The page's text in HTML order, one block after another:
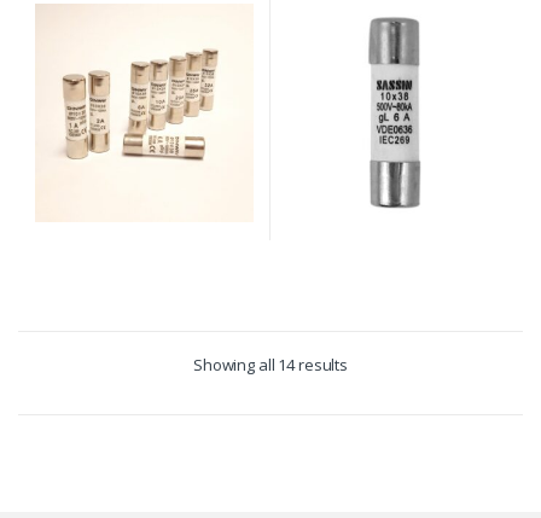
Showing all 14 results